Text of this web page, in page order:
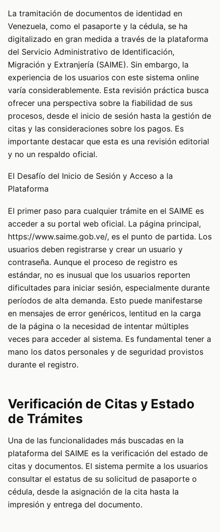
La tramitación de documentos de identidad en
Venezuela, como el pasaporte y la cédula, se ha
digitalizado en gran medida a través de la plataforma
del Servicio Administrativo de Identificación,
Migración y Extranjería (SAIME). Sin embargo, la
experiencia de los usuarios con este sistema online
varía considerablemente. Esta revisión práctica busca
ofrecer una perspectiva sobre la fiabilidad de sus
procesos, desde el inicio de sesión hasta la gestión de
citas y las consideraciones sobre los pagos. Es
importante destacar que esta es una revisión editorial
y no un respaldo oficial.
El Desafío del Inicio de Sesión y Acceso a la
Plataforma
El primer paso para cualquier trámite en el SAIME es
acceder a su portal web oficial. La página principal,
https://www.saime.gob.ve/, es el punto de partida. Los
usuarios deben registrarse y crear un usuario y
contraseña. Aunque el proceso de registro es
estándar, no es inusual que los usuarios reporten
dificultades para iniciar sesión, especialmente durante
períodos de alta demanda. Esto puede manifestarse
en mensajes de error genéricos, lentitud en la carga
de la página o la necesidad de intentar múltiples
veces para acceder al sistema. Es fundamental tener a
mano los datos personales y de seguridad provistos
durante el registro.
Verificación de Citas y Estado
de Trámites
Una de las funcionalidades más buscadas en la
plataforma del SAIME es la verificación del estado de
citas y documentos. El sistema permite a los usuarios
consultar el estatus de su solicitud de pasaporte o
cédula, desde la asignación de la cita hasta la
impresión y entrega del documento.